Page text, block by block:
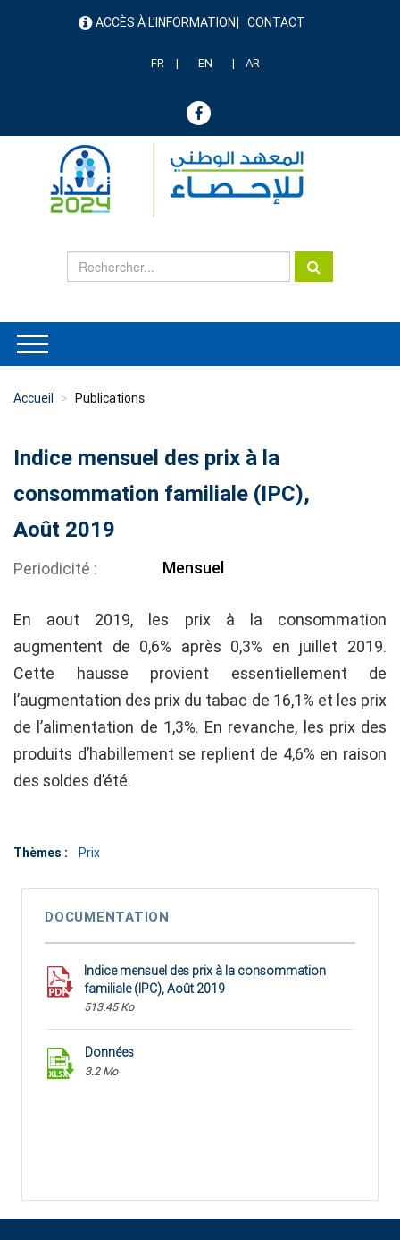
menu ACCÈS À L'INFORMATION CONTACT
FR EN AR
Accueil Publications
Indice mensuel des prix à la
consommation familiale (IPC),
Août 2019
Periodicité Mensuel
En aout 2019, les prix à la consommation
augmentent de 0,6% après 0,3% en juillet 2019.
Cette hausse provient essentiellement de
l’augmentation des prix du tabac de 16,1% et les prix
de l’alimentation de 1,3%. En revanche, les prix des
produits d’habillement se replient de 4,6% en raison
des soldes d’été.
Thèmes : Prix
DOCUMENTATION
Indice mensuel des prix à la consommation
familiale (IPC), Août 2019
513.45 Ko
Données
3.2 Mo